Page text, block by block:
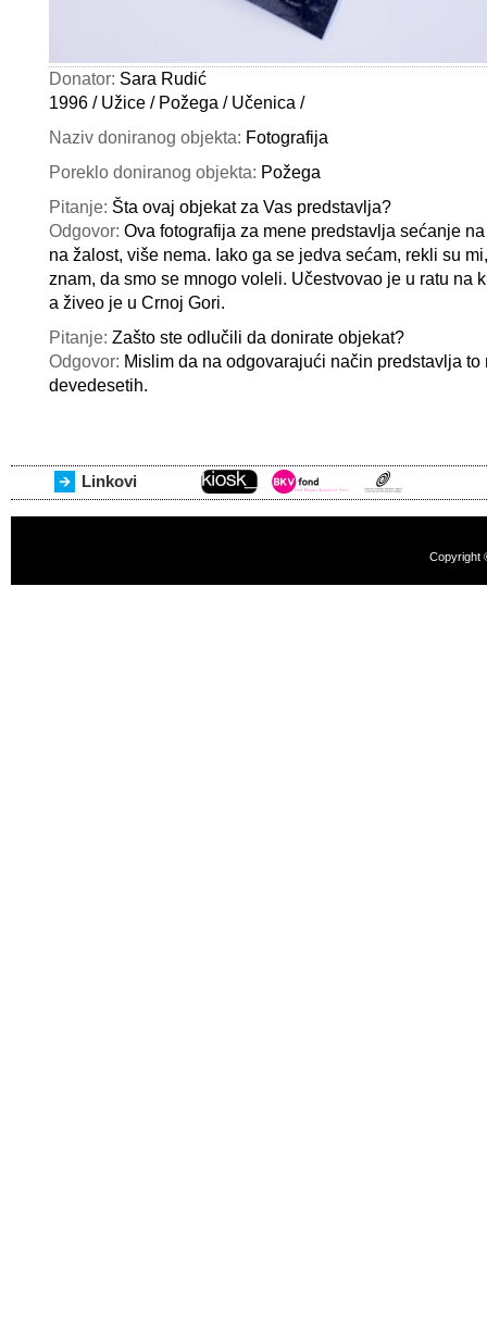
Donator: Sara Rudić
1996 / Užice / Požega / Učenica /
Naziv doniranog objekta: Fotografija
Poreklo doniranog objekta: Požega
Pitanje: Šta ovaj objekat za Vas predstavlja?
Odgovor: Ova fotografija za mene predstavlja sećanje
na žalost, više nema. Iako ga se jedva sećam, rekli su
znam, da smo se mnogo voleli. Učestvovao je u ratu na
a živeo je u Crnoj Gori.
Pitanje: Zašto ste odlučili da donirate objekat?
Odgovor: Mislim da na odgovarajući način predstavlja to
devedesetih.
Linkovi
Copyright